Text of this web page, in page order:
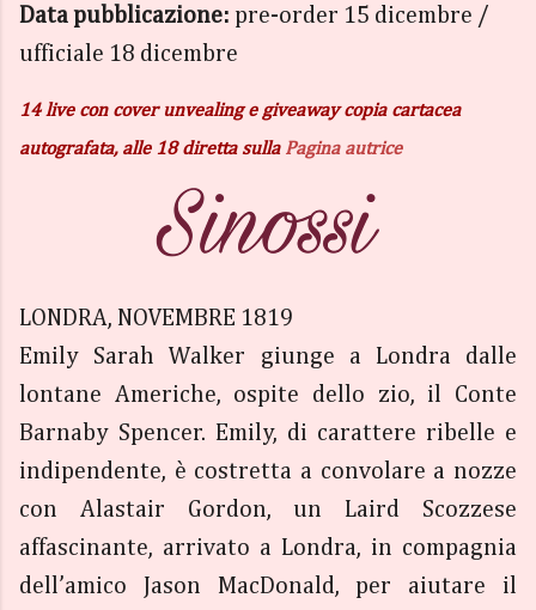
Data pubblicazione: pre-order 15 dicembre /
ufficiale 18 dicembre
14 live con cover unvealing e giveaway copia cartacea
autografata, alle 18 diretta sulla Pagina autrice
LONDRA, NOVEMBRE 1819
Emily Sarah Walker giunge a Londra dalle
lontane Americhe, ospite dello zio, il Conte
Barnaby Spencer. Emily, di carattere ribelle e
indipendente, è costretta a convolare a nozze
con Alastair Gordon, un Laird Scozzese
affascinante, arrivato a Londra, in compagnia
dell’amico Jason MacDonald, per aiutare il